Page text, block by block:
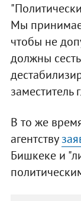
Мы
чтобы не
должны
заместитель
В то же
агентству
Бишкеке и